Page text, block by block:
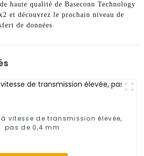
haute qualité de Baseconn Technology
et découvrez le prochain niveau de
de données
vitesse de transmission élevée,
pas de 0,4 mm